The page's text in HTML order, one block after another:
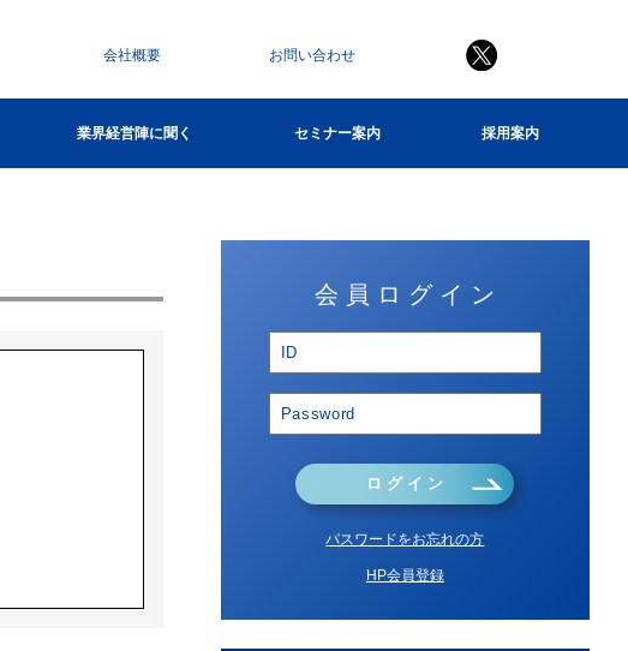
会社概要 お問い合わせ
業界経営陣に聞く セミナー案内 採用案内
会 員 ロ グ イ ン
ロ グ イ ン
パスワードをお忘れの方
HP会員登録